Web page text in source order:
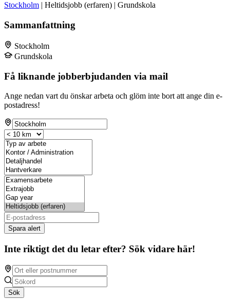
Stockholm | Heltidsjobb (erfaren) | Grundskola
Sammanfattning
Stockholm
Grundskola
Få liknande jobberbjudanden via mail
Ange nedan vart du önskar arbeta och glöm inte bort att ange din e-
postadress!
Spara alert
Inte riktigt det du letar efter? Sök vidare här!
Sök